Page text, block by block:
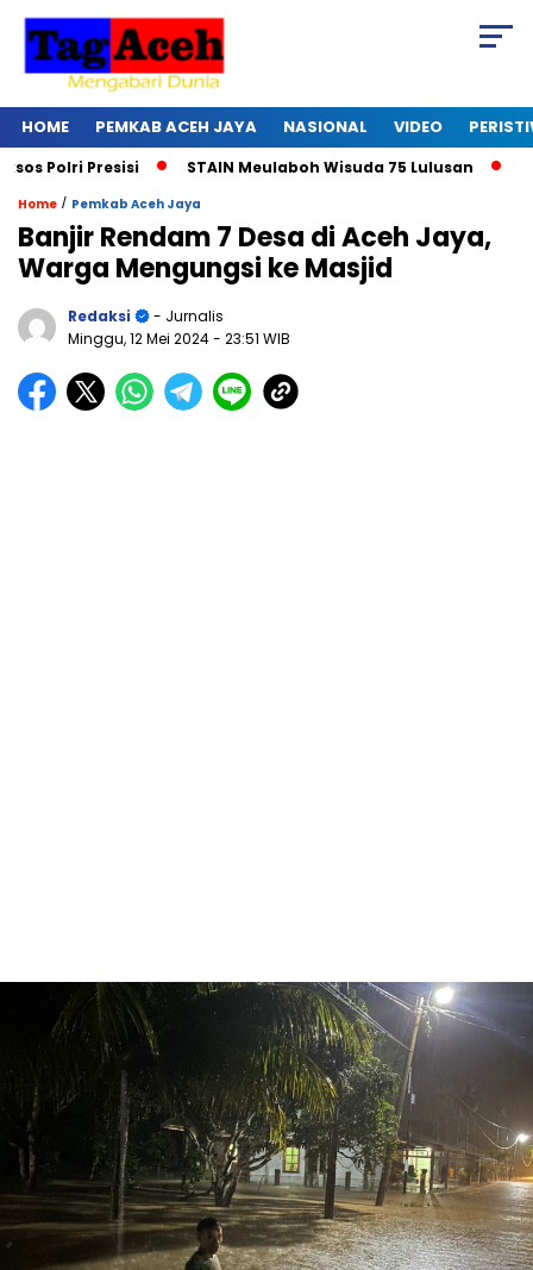
HOME PEMKAB ACEH JAYA NASIONAL VIDEO
Polri Presisi STAIN Meulaboh Wisuda 75 Lulusan Ikut
Home / Pemkab Aceh Jaya
Banjir Rendam 7 Desa di Aceh Jaya,
Warga Mengungsi ke Masjid
Redaksi
- Jurnalis
Minggu, 12 Mei 2024- 23:51 WIB